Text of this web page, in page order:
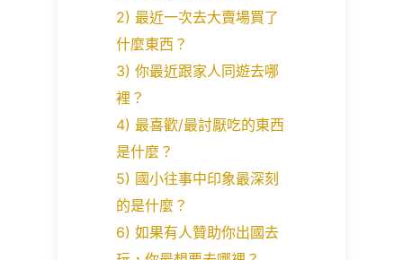
2) 最近一次去大賣場買了
什麼東西？
3) 你最近跟家人同遊去哪
裡？
4) 最喜歡/最討厭吃的東西
是什麼？
5) 國小往事中印象最深刻
的是什麼？
6) 如果有人贊助你出國去